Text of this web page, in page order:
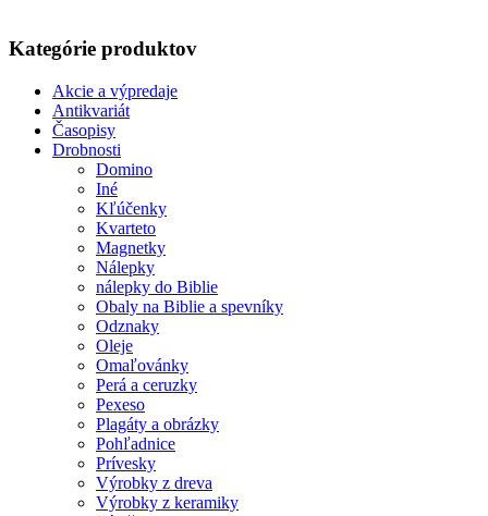
Kategórie produktov
Akcie a výpredaje
Antikvariát
Časopisy
Drobnosti
Domino
Iné
Kľúčenky
Kvarteto
Magnetky
Nálepky
nálepky do Biblie
Obaly na Biblie a spevníky
Odznaky
Oleje
Omaľovánky
Perá a ceruzky
Pexeso
Plagáty a obrázky
Pohľadnice
Prívesky
Výrobky z dreva
Výrobky z keramiky